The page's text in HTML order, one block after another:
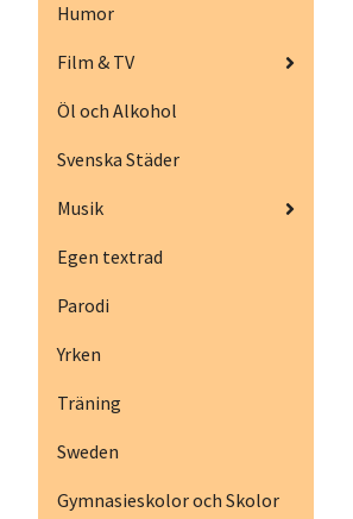
Humor
Film & TV
Öl och Alkohol
Svenska Städer
Musik
Egen textrad
Parodi
Yrken
Träning
Sweden
Gymnasieskolor och Skolor